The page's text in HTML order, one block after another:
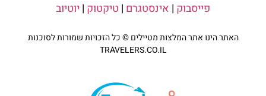
פייסבוק | אינסטגרם | טיקטוק | יוטיוב
האתר הינו אתר המלצות מטיילים © כל הזכויות שמורות לסוכנות
TRAVELERS.CO.IL